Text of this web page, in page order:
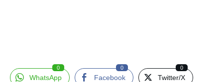
WhatsApp
0
Facebook
0
Twitter/X
0